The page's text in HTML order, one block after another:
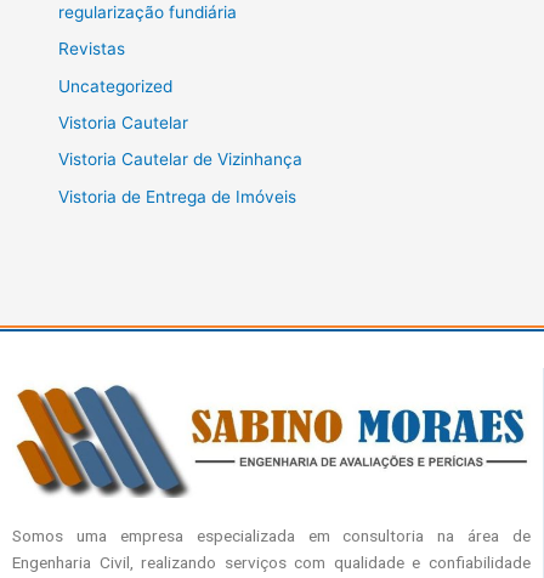
regularização fundiária
Revistas
Uncategorized
Vistoria Cautelar
Vistoria Cautelar de Vizinhança
Vistoria de Entrega de Imóveis
Somos uma empresa especializada em consultoria na área de
Engenharia Civil, realizando serviços com qualidade e confiabilidade